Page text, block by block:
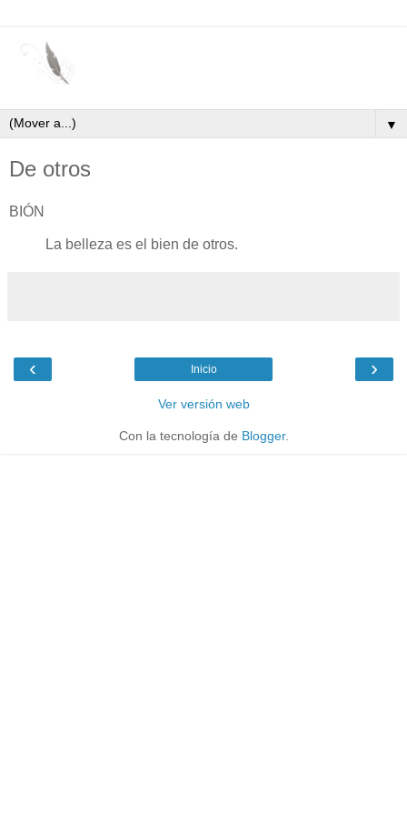
▼
De otros
BIÓN
La belleza es el bien de otros.
‹ ›
Inicio
Ver versión web
Con la tecnología de Blogger.